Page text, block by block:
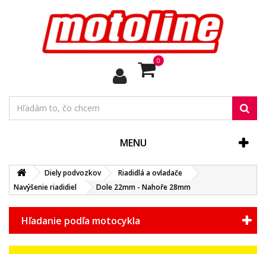
0
MENU
Diely podvozkov
Riadidlá a ovladače
Navýšenie riadidiel
Dole 22mm - Nahoře 28mm
Hľadanie podľa motocykla